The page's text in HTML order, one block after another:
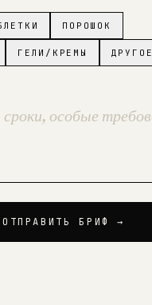
ПОРОШОК
ГЕЛИ/КРЕМЫ ДРУГОЕ
ОТПРАВИТЬ БРИФ →